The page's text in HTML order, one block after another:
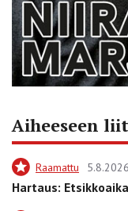
Aiheeseen
Raamattu 5.8.2026
Hartaus: